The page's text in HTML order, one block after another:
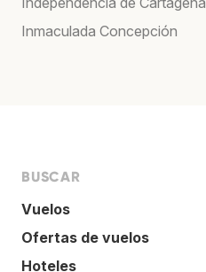
Inmaculada Concepción
BUSCAR
Vuelos
Ofertas de vuelos
Hoteles